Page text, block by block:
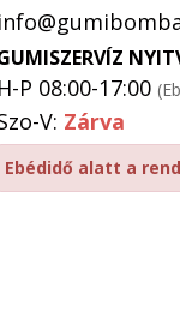
H-P 08:00-17:00
V: Zárva
Ebédidő alatt a